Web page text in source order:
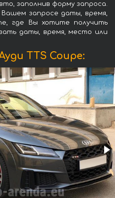
заполнив форму запроса.
Вашем запросе даты, время,
где Вы хотите получить
даты, время, место или
TTS Coupe: